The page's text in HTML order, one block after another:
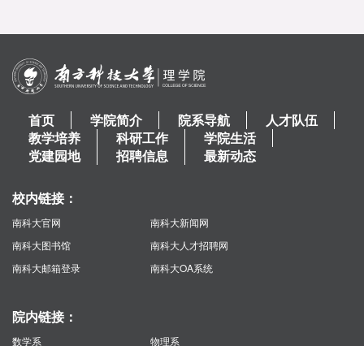
首页 学院简介 院系导航
人才队伍
教学培养
科研工作
学院生活
党建园地
招聘信息 最新动态
校内链接：
南科大官网
南科大新闻网
南科大图书馆
南科大人才招聘网
南科大邮箱登录
南科大OA系统
院内链接：
数学系 物理系